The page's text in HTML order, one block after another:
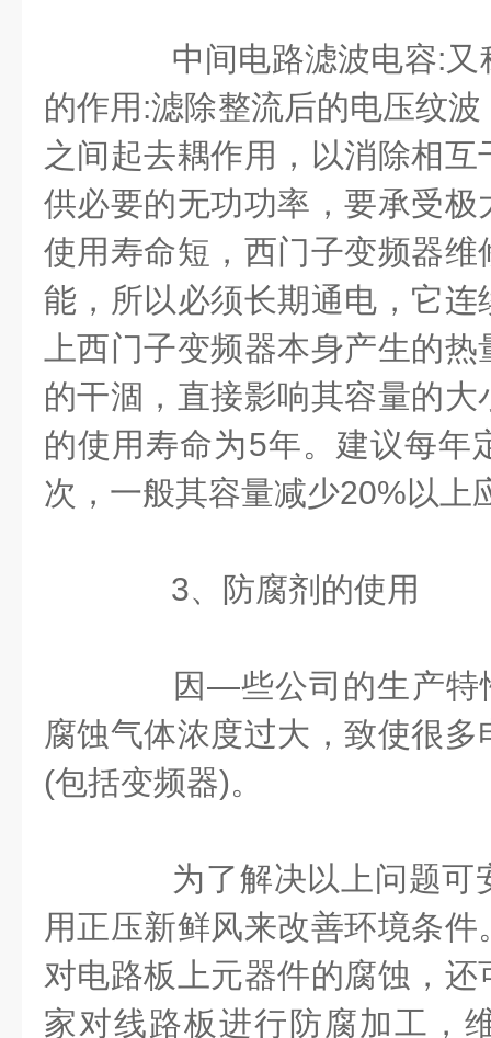
中间电路滤波电容:又
的作用:滤除整流后的电压纹
之间起去耦作用，以消除相
供必要的无功功率，要承受
使用寿命短，西门子变频器
能，所以必须长期通电，它
上西门子变频器本身产生的
的干涸，直接影响其容量的
的使用寿命为5年。建议每年
次，一般其容量减少20%以上
3、防腐剂的使用
因—些公司的生产特
腐蚀气体浓度过大，致使很
(包括变频器)。
为了解决以上问题可
用正压新鲜风来改善环境条
对电路板上元器件的腐蚀，
家对线路板进行防腐加工，